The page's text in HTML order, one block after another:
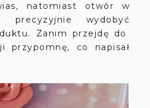
natomiast otwór w
precyzyjnie wydobyć
Zanim przejdę do
przypomnę, co napisał